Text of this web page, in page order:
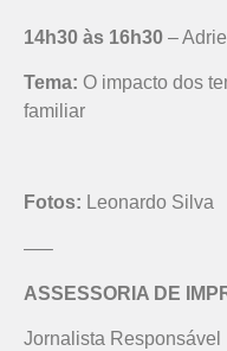
14h30 às 16h30 –
Tema: O impacto dos
familiar
Fotos: Leonardo Silva
—–
ASSESSORIA DE
Jornalista Responsável